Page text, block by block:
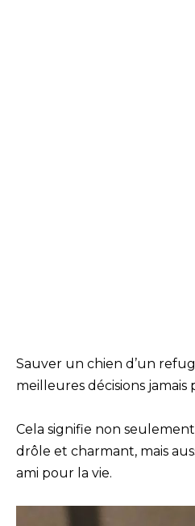
Sauver un chien d’un
meilleures décisions jamais
Cela signifie non
drôle et charmant, mais
ami pour la vie.